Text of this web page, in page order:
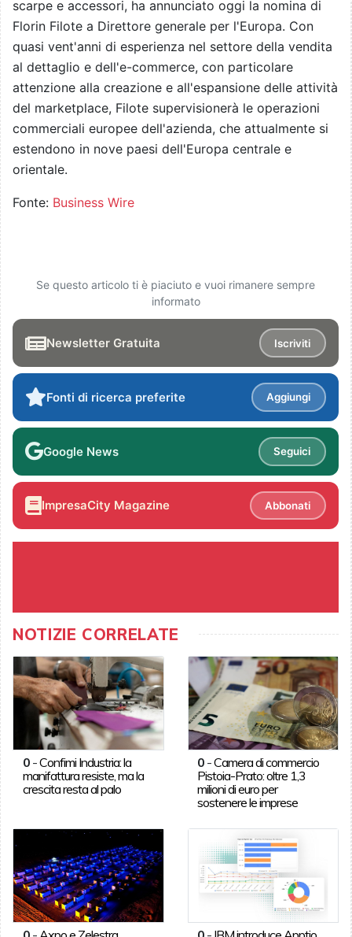
scarpe e accessori, ha annunciato oggi la nomina di
Florin Filote a Direttore generale per l'Europa. Con
quasi vent'anni di esperienza nel settore della vendita
al dettaglio e dell'e-commerce, con particolare
attenzione alla creazione e all'espansione delle attività
del marketplace, Filote supervisionerà le operazioni
commerciali europee dell'azienda, che attualmente si
estendono in nove paesi dell'Europa centrale e
orientale.
Fonte: Business Wire
Se questo articolo ti è piaciuto e vuoi rimanere sempre
informato
Newsletter Gratuita Iscriviti
Fonti di ricerca preferite Aggiungi
Google News Seguici
ImpresaCity Magazine Abbonati
NOTIZIE CORRELATE
0-Confimi Industria: la
manifattura resiste, ma la
crescita resta al palo
0 -Camera di commercio
Pistoia-Prato: oltre 1,3
milioni di euro per
sostenere le imprese